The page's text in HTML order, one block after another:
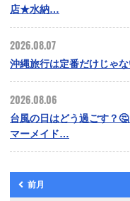
店★水納…
2026.08.07
沖縄旅行は定番だけじゃ
2026.08.06
台風の日はどう過ごす？
マーメイド…
前月